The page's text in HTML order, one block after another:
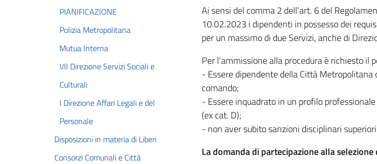
PIANIFICAZIONE
Polizia Metropolitana
Mutua Interna
VII Direzione Servizi Sociali e
Culturali
I Direzione Affari Legali e del
Personale
Disposizioni in materia di Liberi
Consorzi Comunali e Città
Ai sensi del comma 2 dell’art. 6 del
10.02.2023 i dipendenti in possesso dei
per un massimo di due Servizi, anche di
Per l’ammissione alla procedura è richiesto il
- Essere dipendente della Città
comando;
- Essere inquadrato in un profilo
(ex cat. D);
- non aver subito sanzioni disciplinari
La domanda di partecipazione alla